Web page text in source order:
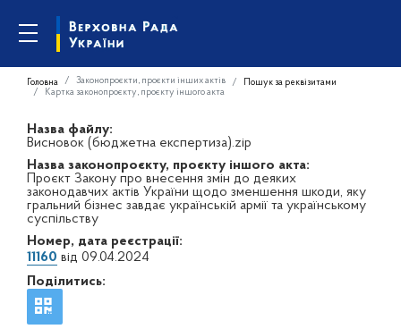
Головна Законопроєкти, проєкти інших актів
Пошук за реквізитами
Картка законопроєкту, проєкту іншого акта
Назва файлу:
Висновок (бюджетна експертиза).zip
Назва законопроєкту, проєкту іншого акта:
Проєкт Закону про внесення змін до деяких
законодавчих актів України щодо зменшення шкоди, яку
гральний бізнес завдає українській армії та українському
суспільству
Номер, дата реєстрації:
11160 від 09.04.2024
Поділитись: